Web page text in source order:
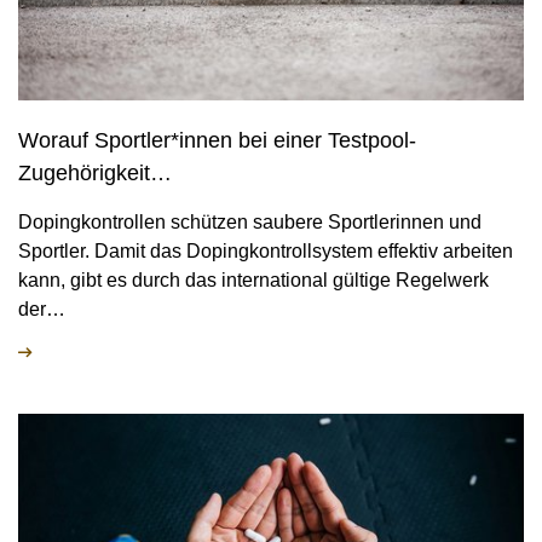
Worauf Sportler*innen bei einer Testpool-
Zugehörigkeit…
Dopingkontrollen schützen saubere Sportlerinnen und
Sportler. Damit das Dopingkontrollsystem effektiv arbeiten
kann, gibt es durch das international gültige Regelwerk
der…